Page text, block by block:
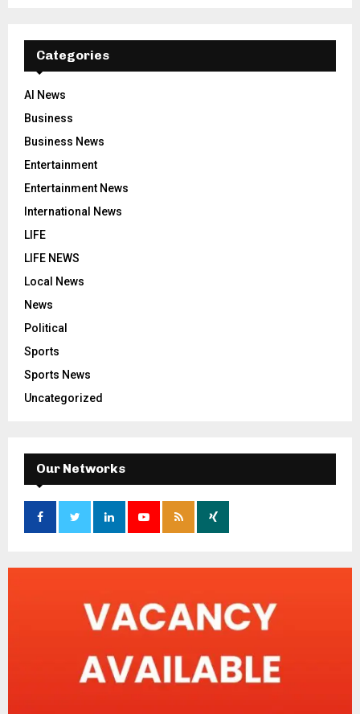
Categories
AI News
Business
Business News
Entertainment
Entertainment News
International News
LIFE
LIFE NEWS
Local News
News
Political
Sports
Sports News
Uncategorized
Our Networks